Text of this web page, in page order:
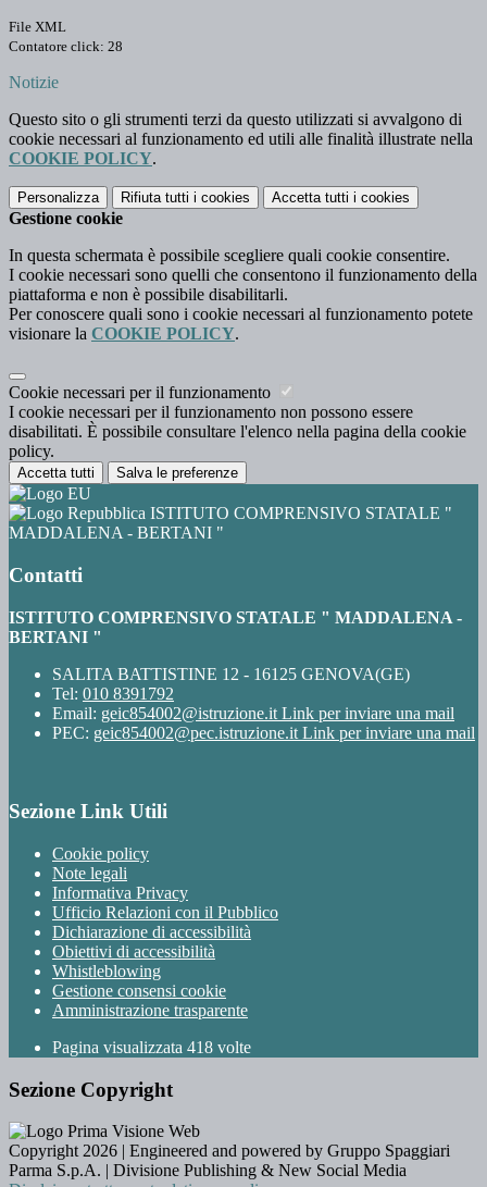
File XML
Contatore click: 28
Notizie
Questo sito o gli strumenti terzi da questo utilizzati si avvalgono di
cookie necessari al funzionamento ed utili alle finalità illustrate nella
COOKIE POLICY.
Personalizza Rifiuta tutti i cookies Accetta tutti i cookies
Gestione cookie
In questa schermata è possibile scegliere quali cookie consentire.
I cookie necessari sono quelli che consentono il funzionamento della
piattaforma e non è possibile disabilitarli.
Per conoscere quali sono i cookie necessari al funzionamento potete
visionare la COOKIE POLICY.
Cookie necessari per il funzionamento
I cookie necessari per il funzionamento non possono essere
disabilitati. È possibile consultare l'elenco nella pagina della cookie
policy.
Accetta tutti Salva le preferenze
ISTITUTO COMPRENSIVO STATALE "
MADDALENA - BERTANI "
Contatti
ISTITUTO COMPRENSIVO STATALE " MADDALENA -
BERTANI "
SALITA BATTISTINE 12 - 16125 GENOVA(GE)
Tel: 010 8391792
Email: geic854002@istruzione.it Link per inviare una mail
PEC: geic854002@pec.istruzione.it Link per inviare una mail
Sezione Link Utili
Cookie policy
Note legali
Informativa Privacy
Ufficio Relazioni con il Pubblico
Dichiarazione di accessibilità
Obiettivi di accessibilità
Whistleblowing
Gestione consensi cookie
Amministrazione trasparente
Pagina visualizzata 418 volte
Sezione Copyright
Copyright 2026 | Engineered and powered by Gruppo Spaggiari
Parma S.p.A. | Divisione Publishing & New Social Media